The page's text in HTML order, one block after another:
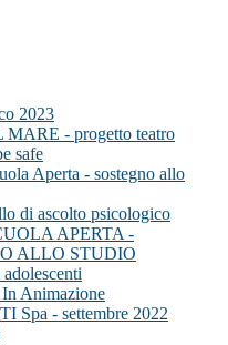
2023
MARE - progetto teatro
safe
Aperta - sostegno allo
di ascolto psicologico
APERTA -
ALLO STUDIO
Animazione
Spa - settembre 2022